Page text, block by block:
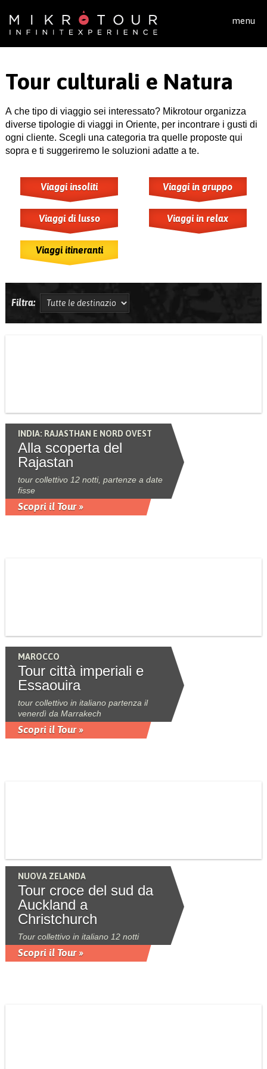
menu
Tour culturali e Natura
A che tipo di viaggio sei interessato? Mikrotour organizza
diverse tipologie di viaggi in Oriente, per incontrare i gusti di
ogni cliente. Scegli una categoria tra quelle proposte qui
sopra e ti suggeriremo le soluzioni adatte a te.
Viaggi insoliti Viaggi in gruppo
Viaggi di lusso Viaggi in relax
Viaggi itineranti
Filtra:
INDIA: RAJASTHAN E NORD OVEST
Alla scoperta del
Rajastan
tour collettivo 12 notti, partenze a date
fisse
Scopri il Tour »
MAROCCO
Tour città imperiali e
Essaouira
tour collettivo in italiano partenza il
venerdì da Marrakech
Scopri il Tour »
NUOVA ZELANDA
Tour croce del sud da
Auckland a
Christchurch
Tour collettivo in italiano 12 notti
Scopri il Tour »